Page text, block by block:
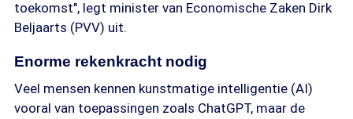
toekomst", legt minister van Economische Zaken Dirk
Beljaarts (PVV) uit.
Enorme rekenkracht nodig
Veel mensen kennen kunstmatige intelligentie (AI)
vooral van toepassingen zoals ChatGPT, maar de